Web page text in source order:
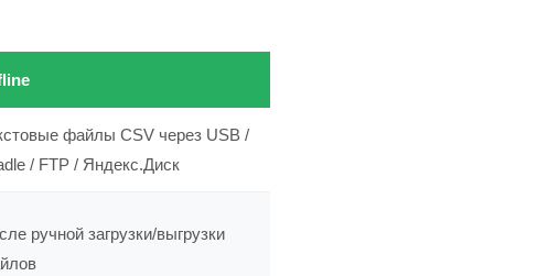
файлы CSV через USB /
/ FTP / Яндекс.Диск
ручной загрузки/выгрузки